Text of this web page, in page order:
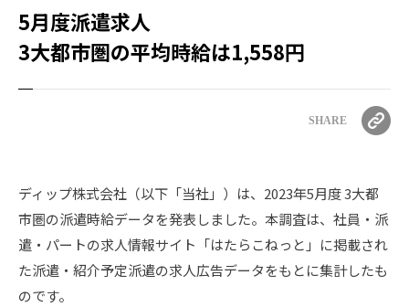
5月度派遣求人
3大都市圏の平均時給は1,558円
SHARE
ディップ株式会社（以下「当社」）は、2023年5月度 3大都
市圏の派遣時給データを発表しました。本調査は、社員・派
遣・パートの求人情報サイト「はたらこねっと」に掲載され
た派遣・紹介予定派遣の求人広告データをもとに集計したも
のです。